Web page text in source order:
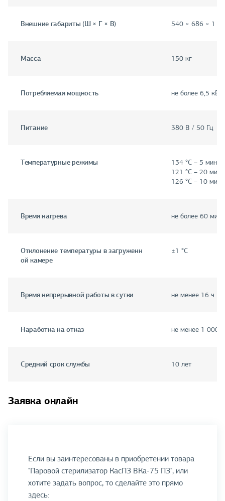
Внешние габариты (Ш × Г × В) 540 × 686 × 1
Масса 150 кг
Потребляемая мощность не более 6,5 кВт
Питание 380 В / 50 Гц
Температурные режимы
134 °С – 5 мин;
121 °С – 20 мин;
126 °С – 10 мин
Время нагрева не более 60 мин
Отклонение температуры в загруженн
ой камере
±1 °С
Время непрерывной работы в сутки не менее 16 ч
Наработка на отказ не менее 1 000
Средний срок службы 10 лет
Заявка онлайн
Если вы заинтересованы в приобретении товара
"Паровой стерилизатор КасПЗ ВКа-75 ПЗ", или
хотите задать вопрос, то сделайте это прямо
здесь: